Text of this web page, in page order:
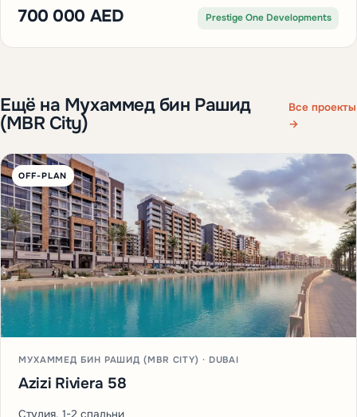
700 000 AED Prestige One Developments
Ещё на Мухаммед бин Рашид
(MBR City)
Все проекты
→
OFF-PLAN
МУХАММЕД БИН РАШИД (MBR CITY) · DUBAI
Azizi Riviera 58